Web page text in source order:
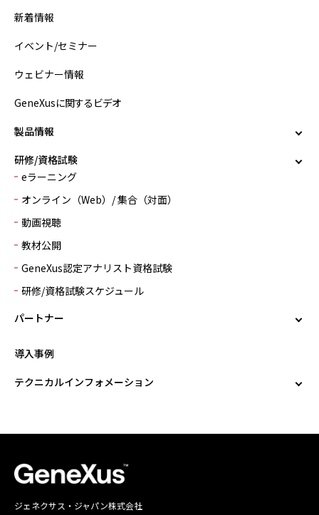
新着情報
イベント/セミナー
ウェビナー情報
GeneXusに関するビデオ
製品情報
研修/資格試験
eラーニング
オンライン（Web）/ 集合（対面）
動画視聴
教材公開
GeneXus認定アナリスト資格試験
研修/資格試験スケジュール
パートナー
導入事例
テクニカルインフォメーション
ジェネクサス・ジャパン株式会社